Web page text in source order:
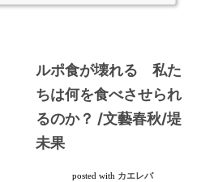
ルポ食が壊れる 私た
ちは何を食べさせられ
るのか？ /文藝春秋/堤
未果
posted with カエレバ